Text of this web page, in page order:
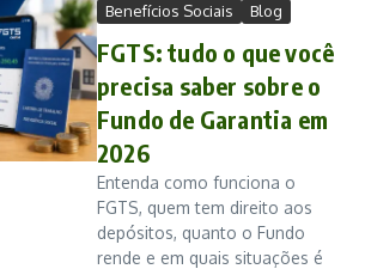
Benefícios Sociais Blog
FGTS: tudo o que você
precisa saber sobre o
Fundo de Garantia em
2026
Entenda como funciona o
FGTS, quem tem direito aos
depósitos, quanto o Fundo
rende e em quais situações é